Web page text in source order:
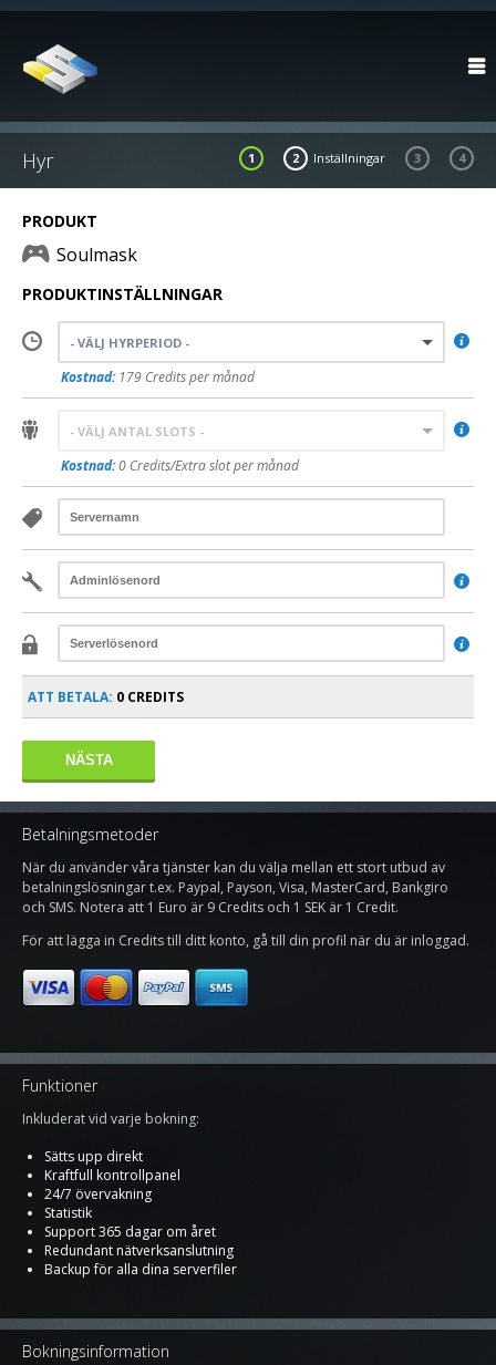

Hyr 1 2 Inställningar 3 4
PRODUKT
Soulmask
PRODUKTINSTÄLLNINGAR
- VÄLJ HYRPERIOD - 
Kostnad:179 Credits per månad
- VÄLJ ANTAL SLOTS - 
Kostnad:0 Credits/Extra slot per månad


ATT BETALA: 0 CREDITS
Betalningsmetoder
När du använder våra tjänster kan du välja mellan ett stort utbud av
betalningslösningar t.ex. Paypal, Payson, Visa, MasterCard, Bankgiro
och SMS. Notera att 1 Euro är 9 Credits och 1 SEK är 1 Credit.
För att lägga in Credits till ditt konto, gå till din profil när du är inloggad.
Funktioner
Inkluderat vid varje bokning:
Sätts upp direkt
Kraftfull kontrollpanel
24/7 övervakning
Statistik
Support 365 dagar om året
Redundant nätverksanslutning
Backup för alla dina serverfiler
Bokningsinformation